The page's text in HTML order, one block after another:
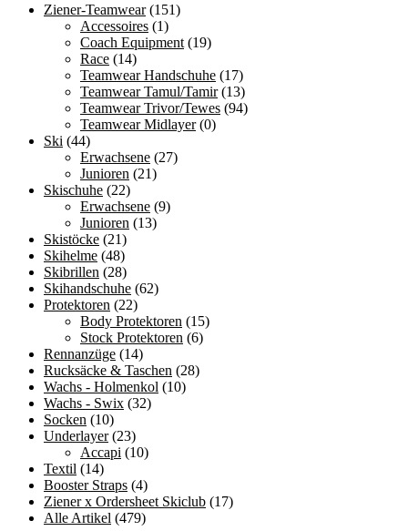
Ziener-Teamwear (151)
Accessoires (1)
Coach Equipment (19)
Race (14)
Teamwear Handschuhe (17)
Teamwear Tamul/Tamir (13)
Teamwear Trivor/Tewes (94)
Teamwear Midlayer (0)
Ski (44)
Erwachsene (27)
Junioren (21)
Skischuhe (22)
Erwachsene (9)
Junioren (13)
Skistöcke (21)
Skihelme (48)
Skibrillen (28)
Skihandschuhe (62)
Protektoren (22)
Body Protektoren (15)
Stock Protektoren (6)
Rennanzüge (14)
Rucksäcke & Taschen (28)
Wachs - Holmenkol (10)
Wachs - Swix (32)
Socken (10)
Underlayer (23)
Accapi (10)
Textil (14)
Booster Straps (4)
Ziener x Ordersheet Skiclub (17)
Alle Artikel (479)